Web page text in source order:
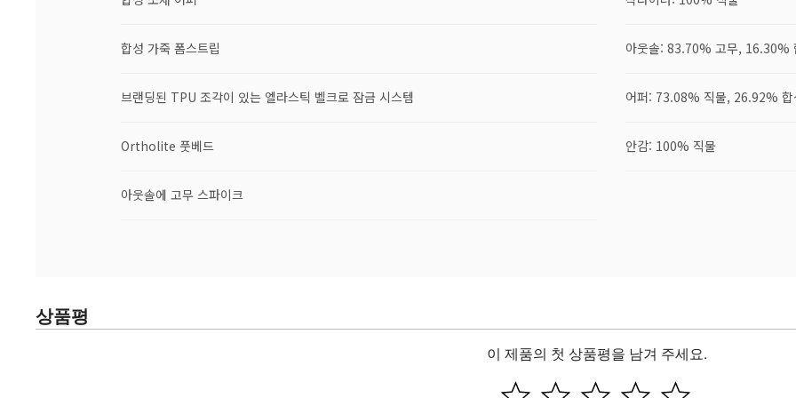
합성 가죽 폼스트립
브랜딩된 TPU 조각이 있는 엘라스틱 벨크로 잠금 시스템
Ortholite 풋베드
아웃솔에 고무 스파이크
아웃솔: 83.70% 고무, 16.30%
어퍼: 73.08% 직물, 26.92% 합
안감: 100% 직물
상품평
이 제품의 첫 상품평을 남겨 주세요.